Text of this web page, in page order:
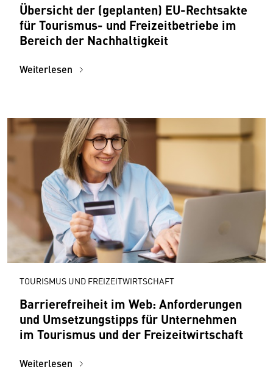
Übersicht der (geplanten) EU-Rechtsakte
für Tourismus- und Freizeitbetriebe im
Bereich der Nachhaltigkeit
Weiterlesen
TOURISMUS UND FREIZEITWIRTSCHAFT
Barrierefreiheit im Web: Anforderungen
und Umsetzungstipps für Unternehmen
im Tourismus und der Freizeitwirtschaft
Weiterlesen